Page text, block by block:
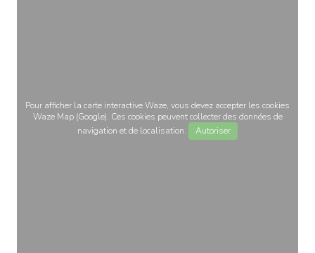
Pour afficher la carte interactive Waze, vous devez accepter les cookies
Waze Map (Google). Ces cookies peuvent collecter des données de
navigation et de localisation.
Autoriser